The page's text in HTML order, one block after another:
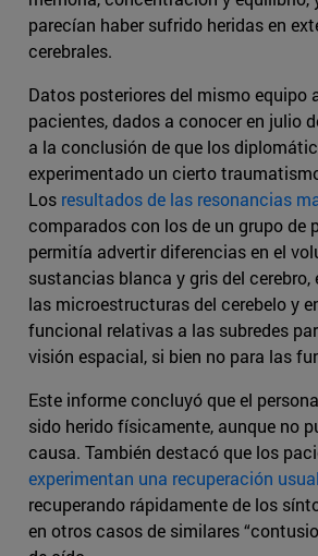
parecían haber sufrido heridas en
cerebrales.
Datos posteriores del mismo equipo
pacientes, dados a conocer en julio
a la conclusión de que los
experimentado un cierto
Los resultados de las resonancias
comparados con los de un grupo de
permitía advertir diferencias en el
sustancias blanca y gris del cerebro,
las microestructuras del cerebelo y
funcional relativas a las subredes
visión espacial, si bien no para las
Este informe concluyó que el
sido herido físicamente, aunque no
causa. También destacó que los
experimentan una recuperación usual
recuperando rápidamente de los
en otros casos de similares